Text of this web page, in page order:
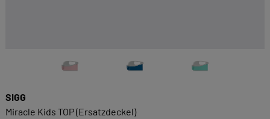
SIGG
Miracle Kids TOP (Ersatzdeckel)